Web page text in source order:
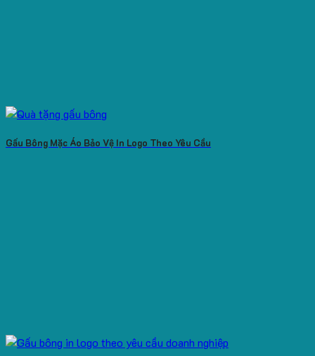
Gấu Bông Mặc Áo Bảo Vệ In Logo Theo Yêu Cầu